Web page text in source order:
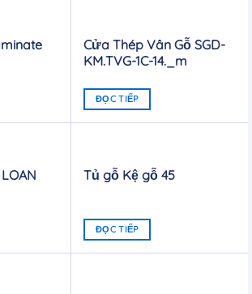
Cửa Thép Vân Gỗ SGD-
KM.TVG-1C-14._m
ĐỌC TIẾP
Tủ gỗ Kệ gỗ 45
ĐỌC TIẾP